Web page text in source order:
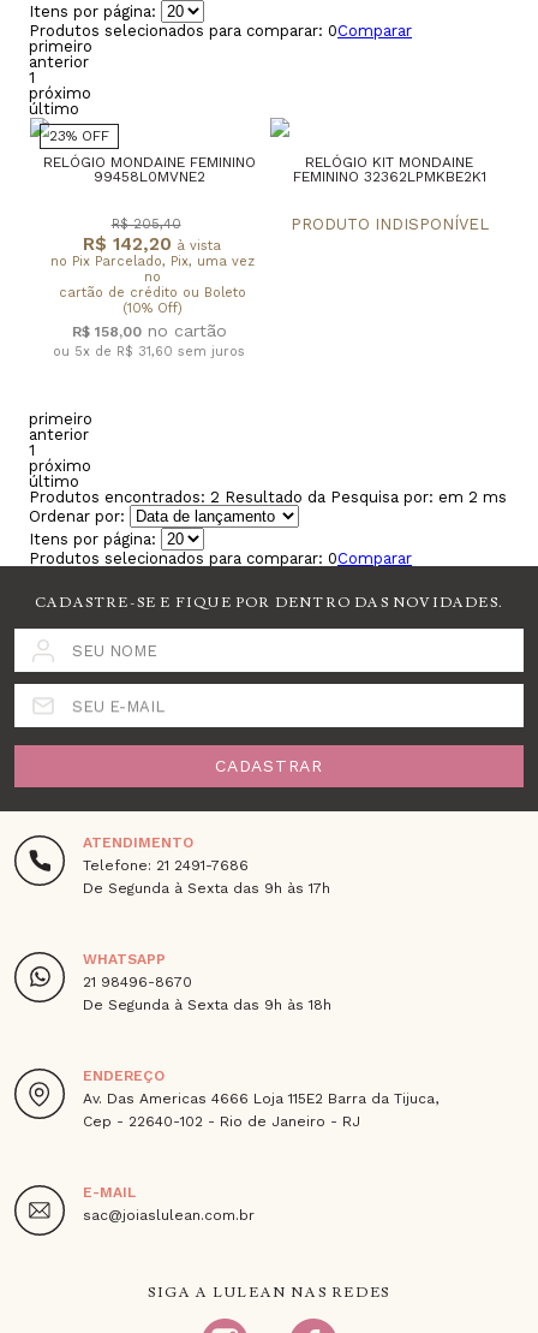
Itens por página:
Produtos selecionados para comparar: 0Comparar
primeiro
anterior
1
próximo
último
23% OFF
RELÓGIO MONDAINE FEMININO
99458L0MVNE2
R$ 142,20 à vista
no Pix Parcelado, Pix, uma vez
no
cartão de crédito ou Boleto
(10% Off)
R$ 205,40
R$ 158,00
ou 5x de R$ 31,60 sem juros
RELÓGIO KIT MONDAINE
FEMININO 32362LPMKBE2K1
primeiro
anterior
1
próximo
último
Produtos encontrados: 2 Resultado da Pesquisa por: em 2 ms
Ordenar por:
Itens por página:
Produtos selecionados para comparar: 0Comparar
CADASTRE-SE E FIQUE POR DENTRO DAS NOVIDADES.
SEU NOME
SEU E-MAIL
CADASTRAR
ATENDIMENTO
Telefone: 21 2491-7686
De Segunda à Sexta das 9h às 17h
WHATSAPP
21 98496-8670
De Segunda à Sexta das 9h às 18h
ENDEREÇO
Av. Das Americas 4666 Loja 115E2 Barra da Tijuca,
Cep - 22640-102 - Rio de Janeiro - RJ
E-MAIL
sac@joiaslulean.com.br
SIGA A LULEAN NAS REDES